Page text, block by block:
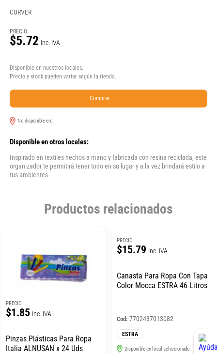
CURVER
PRECIO
$5.72 Inc. IVA
Disponible en nuestros locales.
Precio y stock pueden variar según la tienda.
Comprar
No disponible en:
Disponible en otros locales:
Inspirado en textiles hechos a mano y fabricada con resina reciclada, este
organizador te permitirá tener todo en su lugar y a la vez brindará estilo a
tus ambientes
Productos relacionados
PRECIO
$1.85 Inc. IVA
Pinzas Plásticas Para Ropa
Italia ALNUSAN x 24 Uds
PRECIO
$15.79 Inc. IVA
Canasta Para Ropa Con Tapa
Color Mocca ESTRA 46 Litros
Cod: 7702437013082
ESTRA
Disponible en local seleccionado